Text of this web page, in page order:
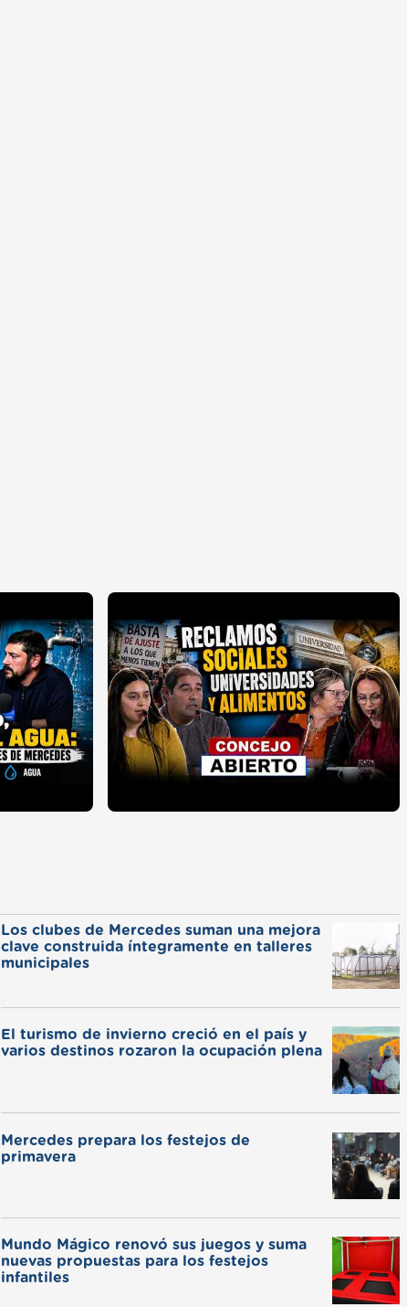
Los clubes de Mercedes suman una mejora
clave construida íntegramente en talleres
municipales
El turismo de invierno creció en el país y
varios destinos rozaron la ocupación plena
Mercedes prepara los festejos de
primavera
Mundo Mágico renovó sus juegos y suma
nuevas propuestas para los festejos
infantiles